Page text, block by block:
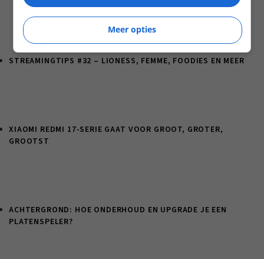
STREAMINGTIPS #32 – LIONESS, FEMME, FOODIES EN MEER
XIAOMI REDMI 17-SERIE GAAT VOOR GROOT, GROTER,
GROOTST
ACHTERGROND: HOE ONDERHOUD EN UPGRADE JE EEN
PLATENSPELER?
Meer opties